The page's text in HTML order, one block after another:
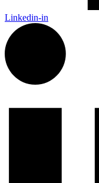
Linkedin-in